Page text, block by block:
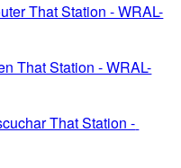
That Station - WRAL-
That Station - WRAL-
That Station -